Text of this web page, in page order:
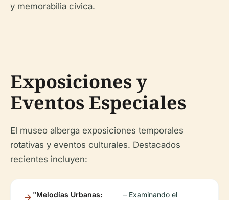
y memorabilia cívica.
Exposiciones y
Eventos Especiales
El museo alberga exposiciones temporales
rotativas y eventos culturales. Destacados
recientes incluyen:
"Melodías Urbanas:
– Examinando el